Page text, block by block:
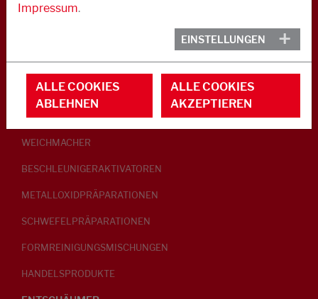
GLEITMITTEL
PEPTISATOREN
KLEBRIGMACHER / HOMOGENISATOREN
WEICHMACHER
BESCHLEUNIGERAKTIVATOREN
METALLOXIDPRÄPARATIONEN
SCHWEFELPRÄPARATIONEN
FORMREINIGUNGSMISCHUNGEN
HANDELSPRODUKTE
Impressum.
EINSTELLUNGEN
ALLE COOKIES
ABLEHNEN
ALLE COOKIES
AKZEPTIEREN